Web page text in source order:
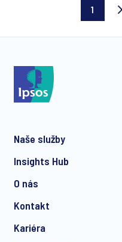
Current
1
Naše služby
Insights Hub
O nás
Kontakt
Kariéra